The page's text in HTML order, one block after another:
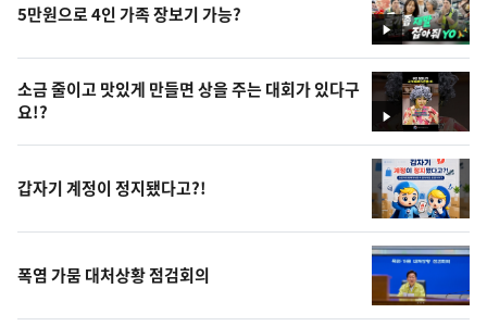
영
상
5만원으로 4인 가족 장보기 가능?
영
상
소금 줄이고 맛있게 만들면 상을 주는 대회가 있다구
요!?
갑자기 계정이 정지됐다고?!
폭염 가뭄 대처상황 점검회의